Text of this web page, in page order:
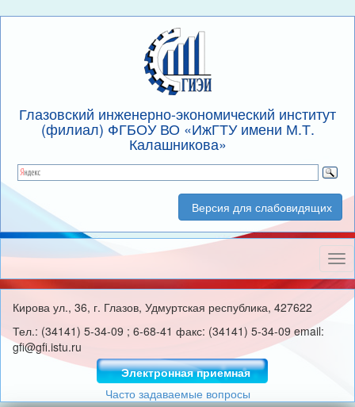
Глазовский инженерно-экономический институт
(филиал) ФГБОУ ВО «ИжГТУ имени М.Т.
Калашникова»
Версия для слабовидящих
Кирова ул., 36, г. Глазов, Удмуртская республика, 427622
Тел.: (34141) 5-34-09 ; 6-68-41 факс: (34141) 5-34-09 email:
gfi@gfi.istu.ru
Электронная приемная
Часто задаваемые вопросы